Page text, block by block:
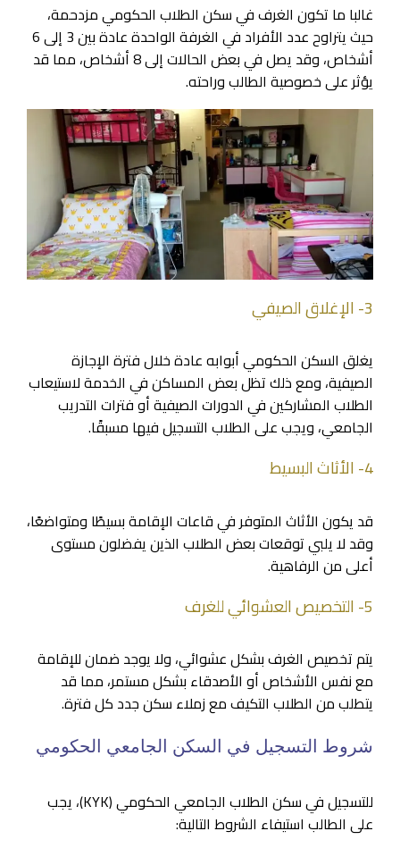
غالبا ما تكون الغرف في سكن الطلاب الحكومي مزدحمة،
حيث يتراوح عدد الأفراد في الغرفة الواحدة عادة بين 3 إلى 6
أشخاص، وقد يصل في بعض الحالات إلى 8 أشخاص، مما قد
يؤثر على خصوصية الطالب وراحته.
3- الإغلاق الصيفي
يغلق السكن الحكومي أبوابه عادة خلال فترة الإجازة
الصيفية، ومع ذلك تظل بعض المساكن في الخدمة لاستيعاب
الطلاب المشاركين في الدورات الصيفية أو فترات التدريب
الجامعي، ويجب على الطلاب التسجيل فيها مسبقًا.
4- الأثاث البسيط
قد يكون الأثاث المتوفر في قاعات الإقامة بسيطًا ومتواضعًا،
وقد لا يلبي توقعات بعض الطلاب الذين يفضلون مستوى
أعلى من الرفاهية.
5- التخصيص العشوائي للغرف
يتم تخصيص الغرف بشكل عشوائي، ولا يوجد ضمان للإقامة
مع نفس الأشخاص أو الأصدقاء بشكل مستمر، مما قد
يتطلب من الطلاب التكيف مع زملاء سكن جدد كل فترة.
شروط التسجيل في السكن الجامعي الحكومي
للتسجيل في سكن الطلاب الجامعي الحكومي (KYK)، يجب
على الطالب استيفاء الشروط التالية: